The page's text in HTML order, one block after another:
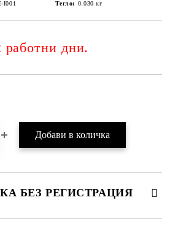
I001 Тегло: 0.030 кг
работни дни.
БЕЗ РЕГИСТРАЦИЯ